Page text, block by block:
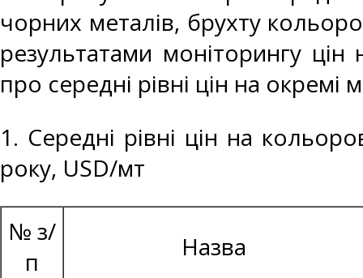
чорних металів, брухту
результатами моніторингу
про середні рівні цін на окремі
1. Середні рівні цін на
року, USD/мт
№ з/
п
Назва